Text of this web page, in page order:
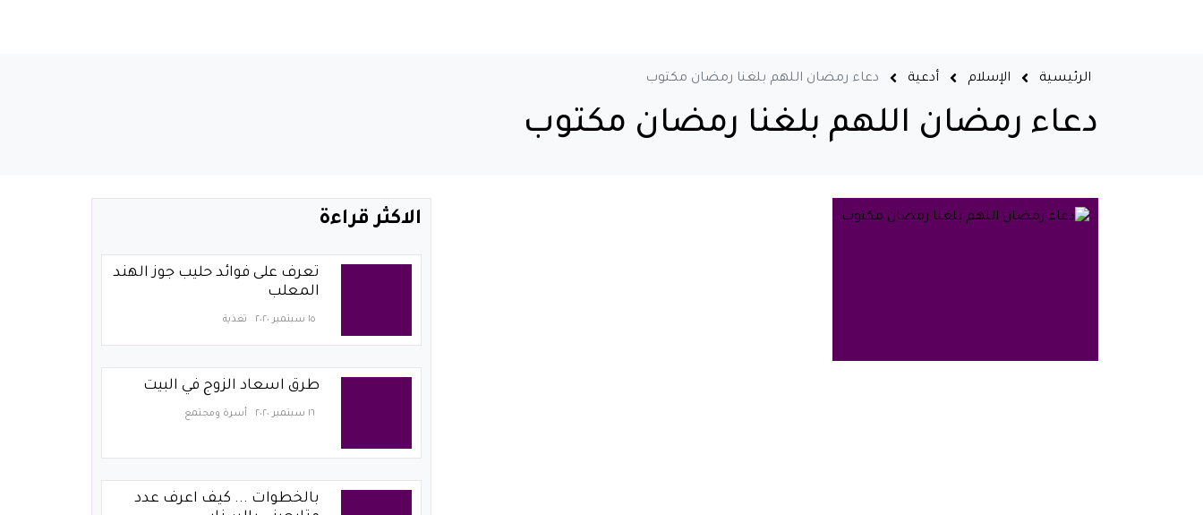
الرئيسية الإسلام أدعية دعاء رمضان اللهم بلغنا رمضان مكتوب
دعاء رمضان اللهم بلغنا رمضان مكتوب
الاكثر قراءة
تعرف على فوائد حليب جوز الهند
المعلب
١٥ سبتمبر ٢٠٢٠ تغذية
طرق اسعاد الزوج في البيت
١٦ سبتمبر ٢٠٢٠ أسرة ومجتمع
بالخطوات ... كيف اعرف عدد